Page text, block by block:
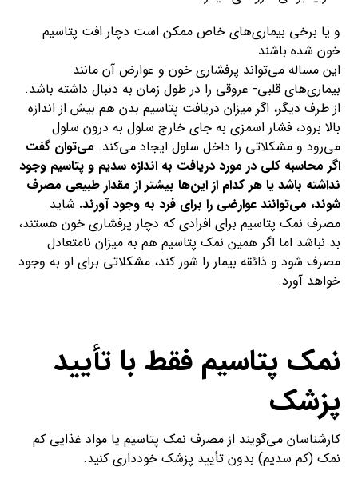
و یا برخی بیماری‌های خاص ممکن است دچار افت پتاسیم
خون شده باشند
این مساله می‌تواند پرفشاری خون و عوارض آن مانند
بیماری‌های قلبی- عروقی را در طول زمان به دنبال داشته باشد.
از طرف دیگر، اگر میزان دریافت پتاسیم بدن هم بیش از اندازه
بالا برود، فشار اسمزی به جای خارج سلول به درون سلول
می‌رود و مشکلاتی را داخل سلول ایجاد می‌کند. می‌توان گفت
اگر محاسبه کلی در مورد دریافت به اندازه سدیم و پتاسیم وجود
نداشته باشد یا هر کدام از این‌ها بیشتر از مقدار طبیعی مصرف
شوند، می‌توانند عوارضی را برای فرد به وجود آورند. شاید
مصرف نمک پتاسیم برای افرادی که دچار پرفشاری خون هستند،
بد نباشد اما اگر همین نمک پتاسیم هم به میزان نامتعادل
مصرف شود و ذائقه بیمار را شور کند، مشکلاتی برای او به وجود
خواهد آورد.
نمک پتاسیم فقط با تأیید
پزشک
کارشناسان می‌گویند از مصرف نمک پتاسیم یا مواد غذایی کم
نمک (کم سدیم) بدون تأیید پزشک خودداری کنید.